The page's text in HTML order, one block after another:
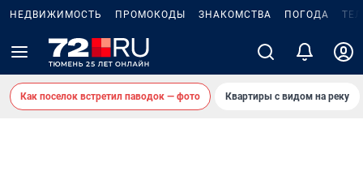
НЕДВИЖИМОСТЬ ПРОМОКОДЫ ЗНАКОМСТВА ПОГОДА
Как поселок встретил паводок — фото Квартиры с видом на реку